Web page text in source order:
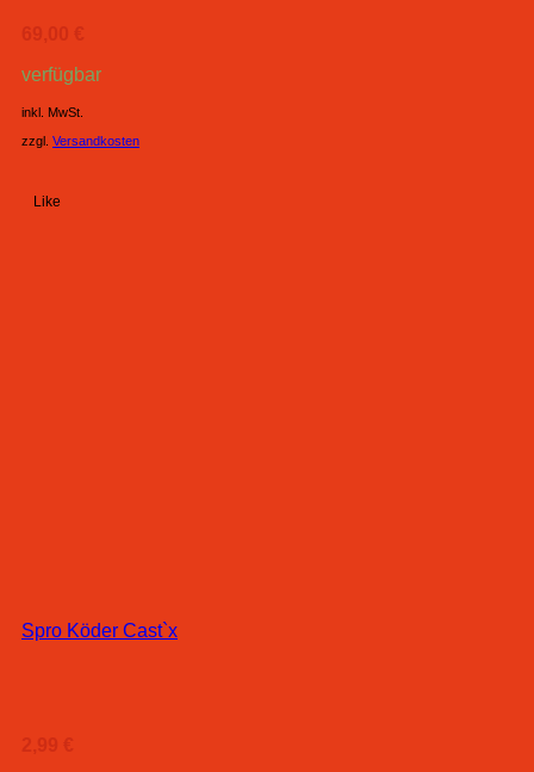
69,00 €
verfügbar
inkl. MwSt.
zzgl. Versandkosten
Like
Spro Köder Cast`x
2,99 €